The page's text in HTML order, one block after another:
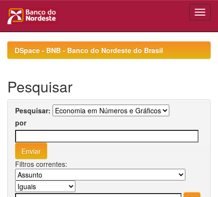
navigationDSpace - BNB - Banco do Nordeste do Brasil
Pesquisar
Pesquisar:
por
Filtros correntes: